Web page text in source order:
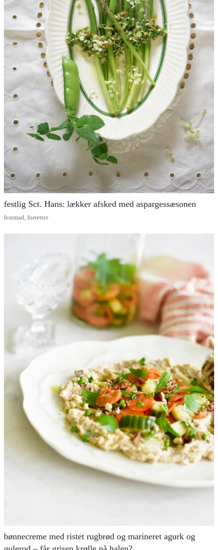
festlig Sct. Hans: lækker afsked med aspargessæsonen
festmad forretter
bønnecreme med ristet rugbrød og marineret agurk og